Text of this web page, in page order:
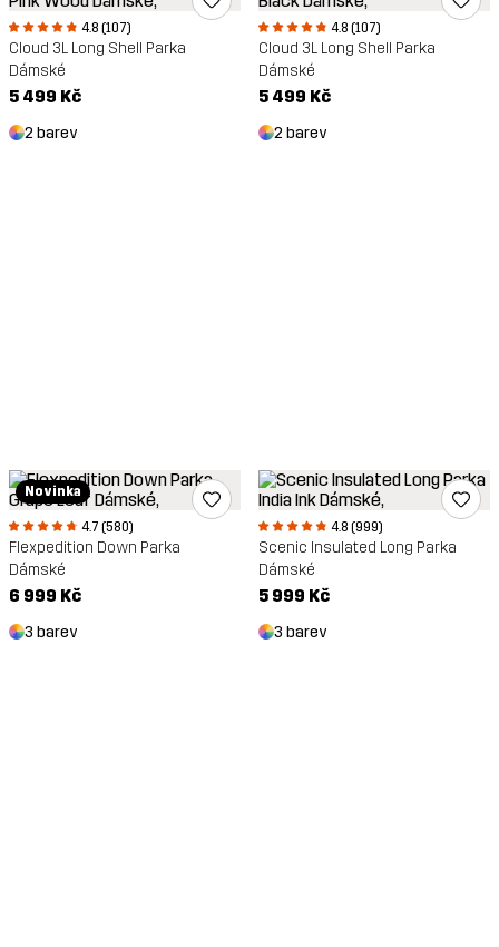
4.8 (107)
Cloud 3L Long Shell Parka
Dámské
5 499 Kč
2 barev
4.8 (107)
Cloud 3L Long Shell Parka
Dámské
5 499 Kč
2 barev
Novinka
4.7 (580)
Flexpedition Down Parka
Dámské
6 999 Kč
3 barev
4.8 (999)
Scenic Insulated Long Parka
Dámské
5 999 Kč
3 barev